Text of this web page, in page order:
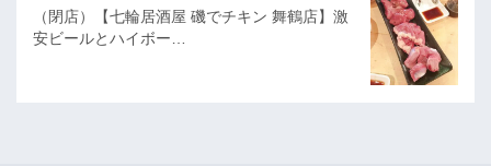
（閉店）【七輪居酒屋 磯でチキン 舞鶴店】激
安ビールとハイボー…